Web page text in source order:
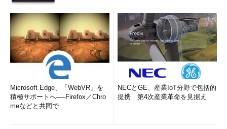
Microsoft Edge、「WebVR」を
積極サポートへ──Firefox／Chro
meなどと共同で
NECとGE、産業IoT分野で包括的
提携 第4次産業革命を見据え